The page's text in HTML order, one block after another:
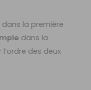
dans la première
dans la
des deux